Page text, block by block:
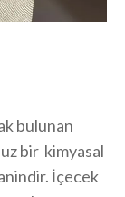
bulunan
bir kimyasal
İçecek